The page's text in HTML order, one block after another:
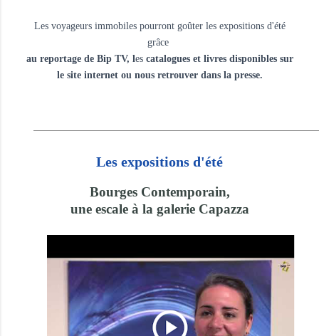
Les voyageurs immobiles pourront goûter les expositions d'été
grâce
au reportage de Bip TV, l escatalogues et livres disponibles sur
le site internet ou nous retrouver dans la presse.
Les expositions d'été
Bourges Contemporain,
une escale à la galerie Capazza